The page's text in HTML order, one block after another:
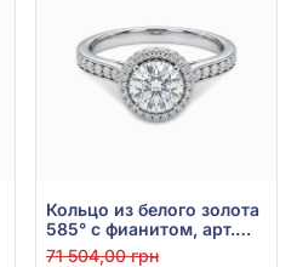
Кольцо из белого золота
585° с фианитом, арт.
330825В
71 504,00 грн